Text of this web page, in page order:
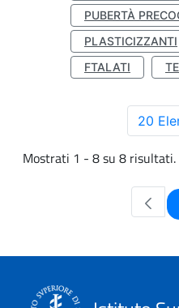
PUBERTÀ
PLASTICIZZANTI
FTALATI
20
Mostrati 1 - 8 su 8 risultati.